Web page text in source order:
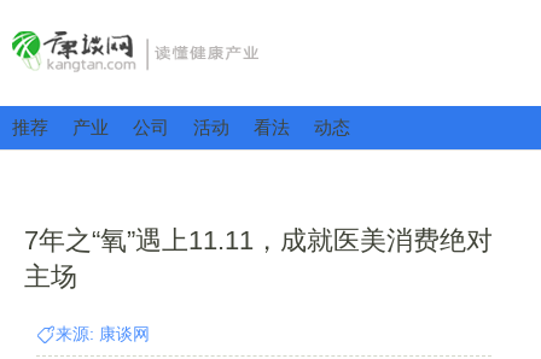
推荐 产业 公司 活动 看法 动态
7年之“氧”遇上11.11，成就医美消费绝对
主场
来源: 康谈网